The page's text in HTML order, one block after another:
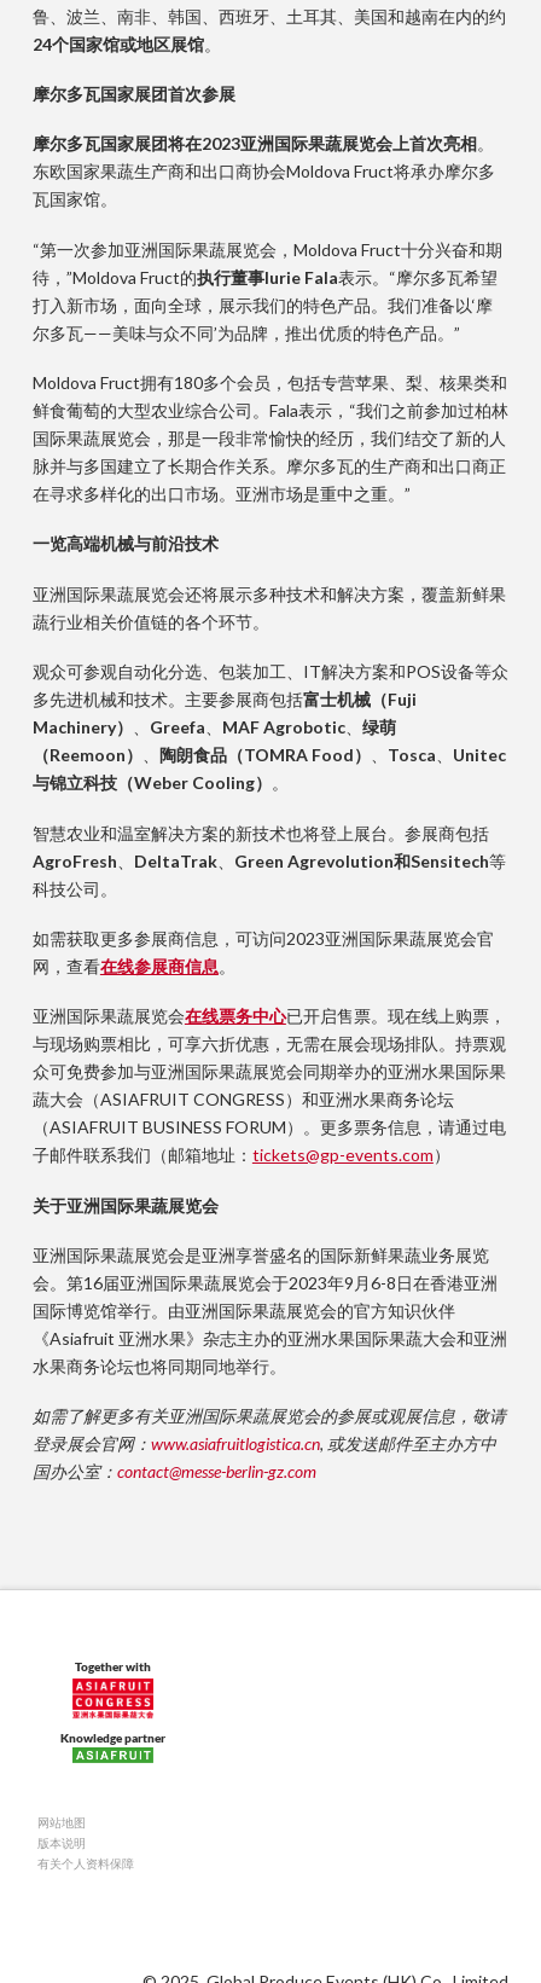
鲁、波兰、南非、韩国、西班牙、土耳其、美国和越南在内的约
24个国家馆或地区展馆。
摩尔多瓦国家展团首次参展
摩尔多瓦国家展团将在2023亚洲国际果蔬展览会上首次亮相。
东欧国家果蔬生产商和出口商协会Moldova Fruct将承办摩尔多
瓦国家馆。
“第一次参加亚洲国际果蔬展览会，Moldova Fruct十分兴奋和期
待，”Moldova Fruct的执行董事Iurie Fala表示。“摩尔多瓦希望
打入新市场，面向全球，展示我们的特色产品。我们准备以‘摩
尔多瓦——美味与众不同’为品牌，推出优质的特色产品。”
Moldova Fruct拥有180多个会员，包括专营苹果、梨、核果类和
鲜食葡萄的大型农业综合公司。Fala表示，“我们之前参加过柏林
国际果蔬展览会，那是一段非常愉快的经历，我们结交了新的人
脉并与多国建立了长期合作关系。摩尔多瓦的生产商和出口商正
在寻求多样化的出口市场。亚洲市场是重中之重。”
一览高端机械与前沿技术
亚洲国际果蔬展览会还将展示多种技术和解决方案，覆盖新鲜果
蔬行业相关价值链的各个环节。
观众可参观自动化分选、包装加工、IT解决方案和POS设备等众
多先进机械和技术。主要参展商包括富士机械（Fuji
Machinery）
Greefa MAF Agrobotic、 绿萌
（Reemoon） 陶朗食品（TOMRA Food） Tosca
Unitec
与锦立科技（Weber Cooling） 。
智慧农业和温室解决方案的新技术也将登上展台。参展商包括
AgroFresh
DeltaTrak、 Green Agrevolution和Sensitech等
科技公司。
如需获取更多参展商信息，可访问2023亚洲国际果蔬展览会官
网，查看在线参展商信息。
亚洲国际果蔬展览会在线票务中心已开启售票。现在线上购票，
与现场购票相比，可享六折优惠，无需在展会现场排队。持票观
众可免费参加与亚洲国际果蔬展览会同期举办的亚洲水果国际果
蔬大会（ASIAFRUIT CONGRESS）和亚洲水果商务论坛
（ASIAFRUIT BUSINESS FORUM）。更多票务信息，请通过电
子邮件联系我们（邮箱地址： tickets@gp-events.com）
关于亚洲国际果蔬展览会
亚洲国际果蔬展览会是亚洲享誉盛名的国际新鲜果蔬业务展览
会。第16届亚洲国际果蔬展览会于2023年9月6-8日在香港亚洲
国际博览馆举行。由亚洲国际果蔬展览会的官方知识伙伴
《Asiafruit 亚洲水果》杂志主办的亚洲水果国际果蔬大会和亚洲
水果商务论坛也将同期同地举行。
如需了解更多有关亚洲国际果蔬展览会的参展或观展信息，敬请
登录展会官网： www.asiafruitlogistica.cn, 或发送邮件至主办方中
国办公室： contact@messe-berlin-gz.com
Together with
Knowledge partner
网站地图
版本说明
有关个人资料保障